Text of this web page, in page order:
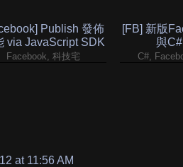
Publish 發佈
via JavaScript SDK
Facebook, 科技宅
[FB] 新版
與
C#,
at 11:56 AM